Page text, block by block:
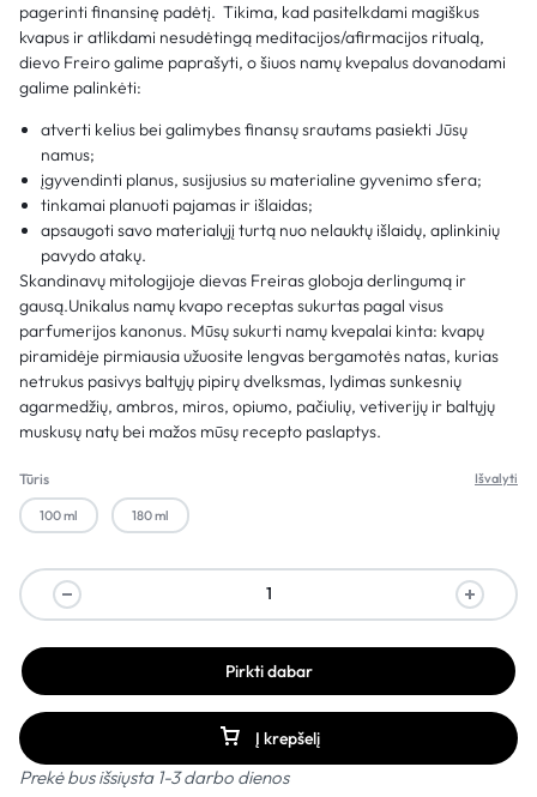
pagerinti finansinę padėtį. Tikima, kad pasitelkdami magiškus
kvapus ir atlikdami nesudėtingą meditacijos/afirmacijos ritualą,
dievo Freiro galime paprašyti, o šiuos namų kvepalus dovanodami
galime palinkėti:
atverti kelius bei galimybes finansų srautams pasiekti Jūsų
namus;
įgyvendinti planus, susijusius su materialine gyvenimo sfera;
tinkamai planuoti pajamas ir išlaidas;
apsaugoti savo materialųjį turtą nuo nelauktų išlaidų, aplinkinių
pavydo atakų.
Skandinavų mitologijoje dievas Freiras globoja derlingumą ir
gausą.Unikalus namų kvapo receptas sukurtas pagal visus
parfumerijos kanonus. Mūsų sukurti namų kvepalai kinta: kvapų
piramidėje pirmiausia užuosite lengvas bergamotės natas, kurias
netrukus pasivys baltųjų pipirų dvelksmas, lydimas sunkesnių
agarmedžių, ambros, miros, opiumo, pačiulių, vetiverijų ir baltųjų
muskusų natų bei mažos mūsų recepto paslaptys.
Tūris
100 ml 180 ml
Išvalyti
Į krepšelį
Pirkti dabar
Prekė bus išsiųsta 1-3 darbo dienos